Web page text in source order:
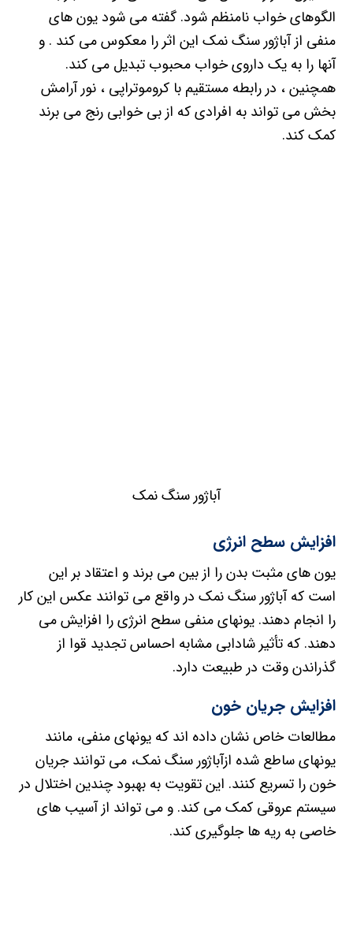
الگوهای خواب نامنظم شود. گفته می شود یون های
منفی از آباژور سنگ نمک این اثر را معکوس می کند . و
آنها را به یک داروی خواب محبوب تبدیل می کند.
همچنین ، در رابطه مستقیم با کروموتراپی ، نور آرامش
بخش می تواند به افرادی که از بی خوابی رنج می برند
کمک کند.
آباژور سنگ نمک
افزایش سطح انرژی
یون های مثبت بدن را از بین می برند و اعتقاد بر این
است که آباژور سنگ نمک در واقع می توانند عکس این کار
را انجام دهند. یونهای منفی سطح انرژی را افزایش می
دهند. که تأثیر شادابی مشابه احساس تجدید قوا از
گذراندن وقت در طبیعت دارد.
افزایش جریان خون
مطالعات خاص نشان داده اند که یونهای منفی، مانند
یونهای ساطع شده ازآباژور سنگ نمک، می توانند جریان
خون را تسریع کنند. این تقویت به بهبود چندین اختلال در
سیستم عروقی کمک می کند. و می تواند از آسیب های
خاصی به ریه ها جلوگیری کند.